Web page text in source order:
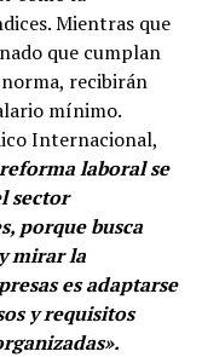
Mientras que
que cumplan
recibirán
mínimo.
Internacional,
laboral se
sector
porque busca
mirar la
es adaptarse
y requisitos